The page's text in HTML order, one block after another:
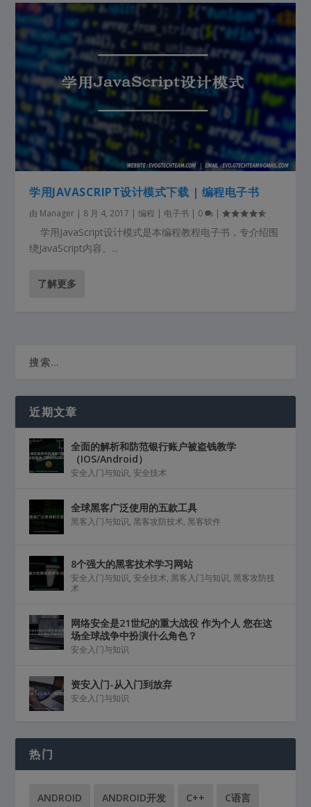
学用JAVASCRIPT设计模式下载 | 编程电子书
由 Manager | 8 月 4, 2017 |编程 | 电子书 | 0 |
学用JavaScript设计模式是本编程教程电子书，专介绍围
绕JavaScript内容。...
了解更多
近期文章
全面的解析和防范银行账户被盗钱教学
（IOS/Android）
安全入门与知识, 安全技术
全球黑客广泛使用的五款工具
黑客入门与知识, 黑客攻防技术, 黑客软件
8个强大的黑客技术学习网站
安全入门与知识, 安全技术, 黑客入门与知识, 黑客攻防技
术
网络安全是21世纪的重大战役 作为个人 您在这
场全球战争中扮演什么角色？
安全入门与知识
资安入门-从入门到放弃
安全入门与知识
热门
ANDROID ANDROID开发 C++ C语言